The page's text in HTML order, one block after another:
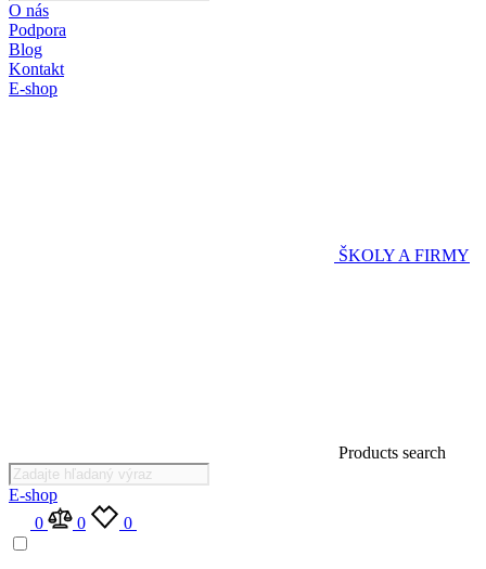
O nás
Podpora
Blog
Kontakt
E-shop
ŠKOLY A FIRMY
Products search
E-shop
0
0 0